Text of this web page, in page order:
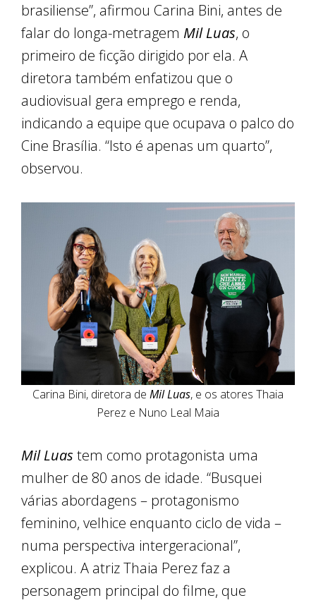
brasiliense”, afirmou Carina Bini, antes de
falar do longa-metragem Mil Luas, o
primeiro de ficção dirigido por ela. A
diretora também enfatizou que o
audiovisual gera emprego e renda,
indicando a equipe que ocupava o palco do
Cine Brasília. “Isto é apenas um quarto”,
observou.
Carina Bini, diretora de Mil Luas, e os atores Thaia
Perez e Nuno Leal Maia
Mil Luas tem como protagonista uma
mulher de 80 anos de idade. “Busquei
várias abordagens – protagonismo
feminino, velhice enquanto ciclo de vida –
numa perspectiva intergeracional”,
explicou. A atriz Thaia Perez faz a
personagem principal do filme, que